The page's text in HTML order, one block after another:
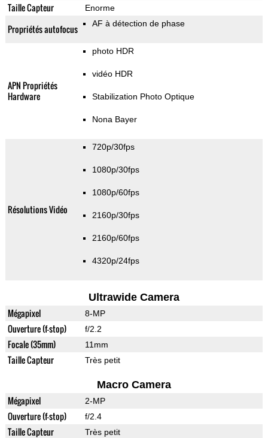
Taille Capteur Enorme
Propriétés autofocus AF à détection de phase
APN Propriétés
Hardware
photo HDR
vidéo HDR
Stabilization Photo Optique
Nona Bayer
Résolutions Vidéo
720p/30fps
1080p/30fps
1080p/60fps
2160p/30fps
2160p/60fps
4320p/24fps
Ultrawide Camera
Mégapixel 8-MP
Ouverture (f-stop) f/2.2
Focale (35mm) 11mm
Taille Capteur Très petit
Macro Camera
Mégapixel 2-MP
Ouverture (f-stop) f/2.4
Taille Capteur Très petit